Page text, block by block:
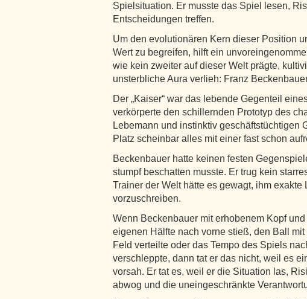
Spielsituation. Er musste das Spiel lesen,
Entscheidungen treffen.
Um den evolutionären Kern dieser Position
Wert zu begreifen, hilft ein
wie kein zweiter auf dieser Welt prägte,
unsterbliche Aura verlieh: Franz
Der „Kaiser“ war das lebende Gegenteil
verkörperte den schillernden Prototyp des
Lebemann und instinktiv geschäftstüchtigen
Platz scheinbar alles mit einer fast schon
Beckenbauer hatte keinen festen
stumpf beschatten musste. Er trug kein
Trainer der Welt hätte es gewagt, ihm
vorzuschreiben.
Wenn Beckenbauer mit erhobenem Kopf
eigenen Hälfte nach vorne stieß, den Ball
Feld verteilte oder das Tempo des Spiels
verschleppte, dann tat er das nicht, weil es
vorsah. Er tat es, weil er die Situation las,
abwog und die uneingeschränkte